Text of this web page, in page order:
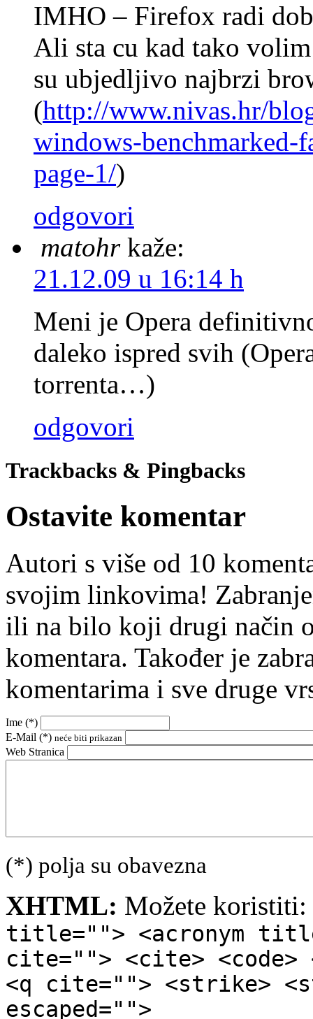
IMHO – Firefox radi
Ali sta cu kad tako
su ubjedljivo najbrzi
(http://www.nivas.hr/
windows-benchmarked-
page-1/)
odgovori
matohr kaže:
21.12.09 u 16:14 h
Meni je Opera
daleko ispred svih
torrenta…)
odgovori
Trackbacks & Pingbacks
Ostavite komentar
Autori s više od 10
svojim linkovima!
ili na bilo koji drugi način
komentara. Također je
komentarima i sve druge
Ime (*)
E-Mail (*) neće biti prikazan
Web Stranica
(*) polja su obavezna
XHTML: Možete koristiti:
title=""> <acronym
cite=""> <cite> <code>
<q cite=""> <strike>
escaped="">